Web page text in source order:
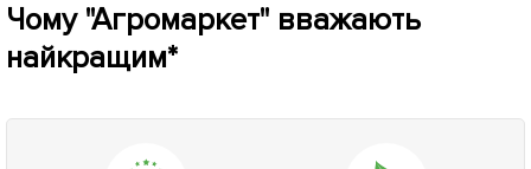
Чому "Агромаркет" вважають
найкращим*